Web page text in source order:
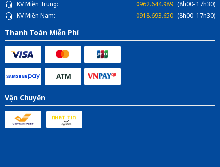
KV Miền Trung:
0962.644.989 (8h00- 17h30)
KV Miền Nam:
0918.693.650 (8h00- 17h30)
Thanh Toán Miễn Phí
Vận Chuyển